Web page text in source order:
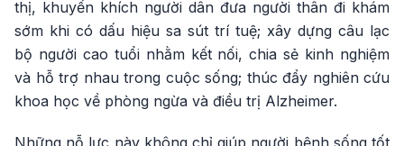
thị, khuyến khích người dân đưa người thân đi khám
sớm khi có dấu hiệu sa sút trí tuệ; xây dựng câu lạc
bộ người cao tuổi nhằm kết nối, chia sẻ kinh nghiệm
và hỗ trợ nhau trong cuộc sống; thúc đẩy nghiên cứu
khoa học về phòng ngừa và điều trị Alzheimer.
Những nỗ lực này không chỉ giúp người bệnh sống tốt